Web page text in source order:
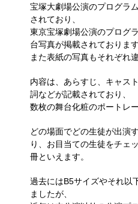
宝塚大劇場公演のプログラ
されており、
東京宝塚劇場公演のプログ
台写真が掲載されております
また表紙の写真もそれぞれ違
内容は、あらすじ、キャス
詞などが記載されており、
数枚の舞台化粧のポートレ
どの場面でどの生徒が出演
り、お目当ての生徒をチェ
冊といえます。
過去にはB5サイズやそれ以
ましたが、